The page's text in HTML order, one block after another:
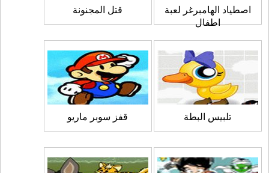
اصطياد الهامبرغر لعبة
اطفال
قتل المجنونة
تلبيس البطة قفز سوبر ماريو